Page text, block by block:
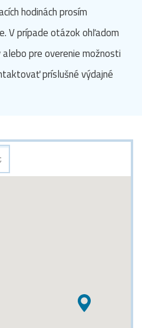
hodinách prosím
V prípade otázok ohľadom
pre overenie možnosti
príslušné výdajné